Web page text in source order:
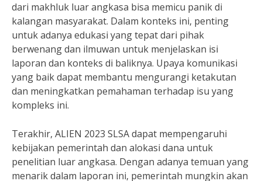
dari makhluk luar angkasa bisa memicu panik di
kalangan masyarakat. Dalam konteks ini, penting
untuk adanya edukasi yang tepat dari pihak
berwenang dan ilmuwan untuk menjelaskan isi
laporan dan konteks di baliknya. Upaya komunikasi
yang baik dapat membantu mengurangi ketakutan
dan meningkatkan pemahaman terhadap isu yang
kompleks ini.
Terakhir, ALIEN 2023 SLSA dapat mempengaruhi
kebijakan pemerintah dan alokasi dana untuk
penelitian luar angkasa. Dengan adanya temuan yang
menarik dalam laporan ini, pemerintah mungkin akan